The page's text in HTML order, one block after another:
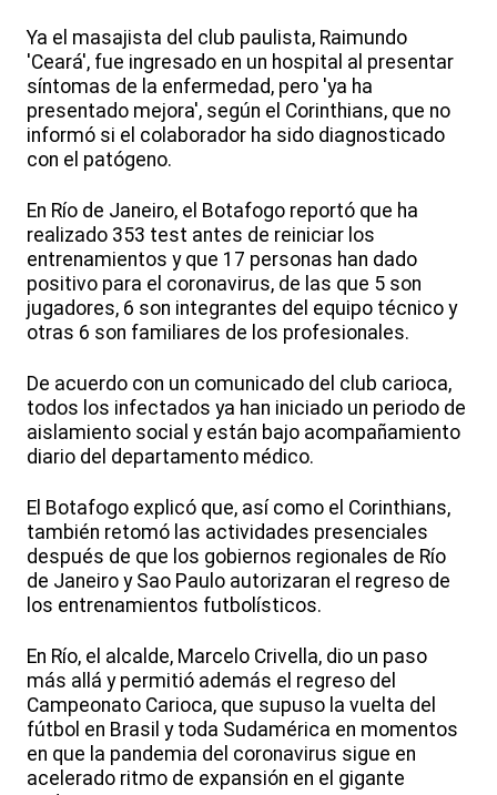
Ya el masajista del club paulista, Raimundo
'Ceará', fue ingresado en un hospital al presentar
síntomas de la enfermedad, pero 'ya ha
presentado mejora', según el Corinthians, que no
informó si el colaborador ha sido diagnosticado
con el patógeno.
En Río de Janeiro, el Botafogo reportó que ha
realizado 353 test antes de reiniciar los
entrenamientos y que 17 personas han dado
positivo para el coronavirus, de las que 5 son
jugadores, 6 son integrantes del equipo técnico y
otras 6 son familiares de los profesionales.
De acuerdo con un comunicado del club carioca,
todos los infectados ya han iniciado un periodo de
aislamiento social y están bajo acompañamiento
diario del departamento médico.
El Botafogo explicó que, así como el Corinthians,
también retomó las actividades presenciales
después de que los gobiernos regionales de Río
de Janeiro y Sao Paulo autorizaran el regreso de
los entrenamientos futbolísticos.
En Río, el alcalde, Marcelo Crivella, dio un paso
más allá y permitió además el regreso del
Campeonato Carioca, que supuso la vuelta del
fútbol en Brasil y toda Sudamérica en momentos
en que la pandemia del coronavirus sigue en
acelerado ritmo de expansión en el gigante